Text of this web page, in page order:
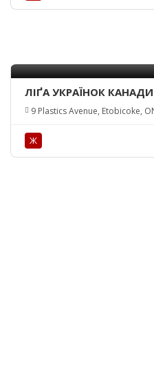
ЛІҐА УКРАЇНОК КАНАДИ /
WOMEN IN CANADA
9 Plastics Avenue, Etobicoke,
Ж